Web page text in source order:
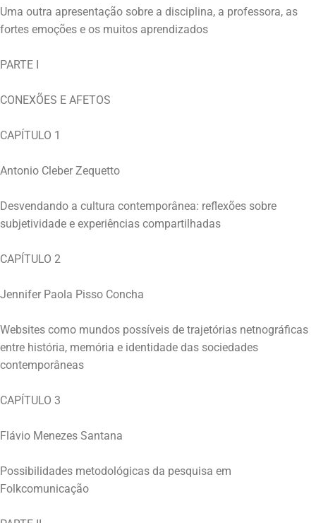
Uma outra apresentação sobre a disciplina, a professora, as
fortes emoções e os muitos aprendizados
PARTE I
CONEXÕES E AFETOS
CAPÍTULO 1
Antonio Cleber Zequetto
Desvendando a cultura contemporânea: reflexões sobre
subjetividade e experiências compartilhadas
CAPÍTULO 2
Jennifer Paola Pisso Concha
Websites como mundos possíveis de trajetórias netnográficas
entre história, memória e identidade das sociedades
contemporâneas
CAPÍTULO 3
Flávio Menezes Santana
Possibilidades metodológicas da pesquisa em
Folkcomunicação